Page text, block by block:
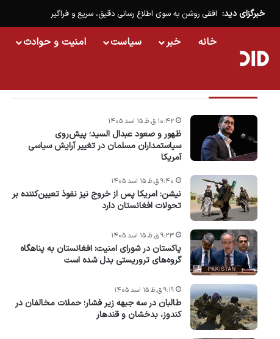
خبرگزای دید: افقی روشن به سوی اطلاع رسانی دقیق، سریع و فراگیر
خانه خبر سیاست امنیت و حوادث
ظهور و صعود عبدال السید؛ پیش‌روی
سیاستمداران مسلمان در تغییر آرایش سیاسی
آمریکا
۱۰:۴۲ ق.ظ ۱۵ اسد ۱۴۰۵
نیشن: امریکا پس از خروج نیز نفوذ تعیین‌کننده بر
تحولات افغانستان دارد
۹:۴۰ ق.ظ ۱۵ اسد ۱۴۰۵
پاکستان در شورای امنیت: افغانستان به پناهگاه
گروه‌های تروریستی بدل شده است
۹:۲۳ ق.ظ ۱۵ اسد ۱۴۰۵
طالبان در سه جبهه زیر فشار؛ حملات مخالفان در
کندوز، بدخشان و قندهار
۹:۱۹ ق.ظ ۱۵ اسد ۱۴۰۵